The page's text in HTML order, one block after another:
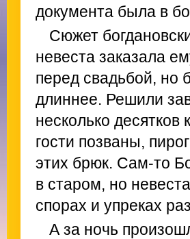
документа была в
Сюжет
невеста заказала
перед свадьбой, но
длиннее. Решили
несколько
гости позваны,
этих брюк. Сам-то
в старом, но
спорах и упреках
А за ночь